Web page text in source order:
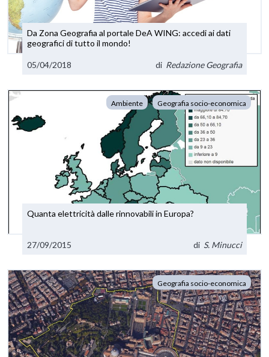
Da Zona Geografia al portale DeA WING: accedi ai dati
geografici di tutto il mondo!
05/04/2018 di Redazione Geografia
Ambiente Geografia socio-economica
Quanta elettricità dalle rinnovabili in Europa?
27/09/2015 di S. Minucci
Geografia socio-economica